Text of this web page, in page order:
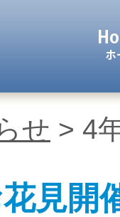
せ > 4
見開